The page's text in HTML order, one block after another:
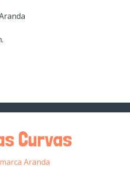
Curvas
Aranda